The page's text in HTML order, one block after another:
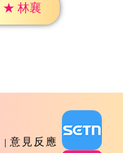
★ 林襄
意見反應